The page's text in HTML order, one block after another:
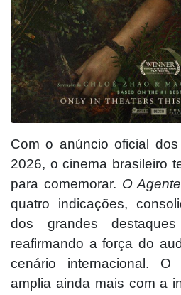
Com o anúncio oficial
2026, o cinema brasileiro
para comemorar. O
quatro indicações,
dos grandes
reafirmando a força do
cenário internacional. O
amplia ainda mais com a